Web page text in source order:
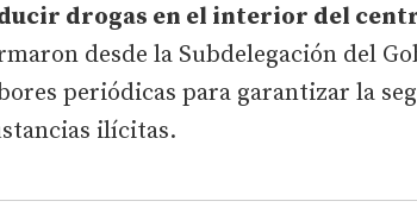
drogas en el interior del
desde la Subdelegación del
periódicas para garantizar la
ilícitas.